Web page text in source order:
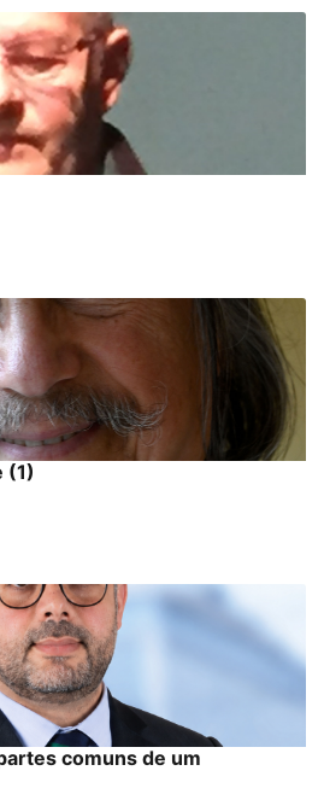
(1)
comuns de um